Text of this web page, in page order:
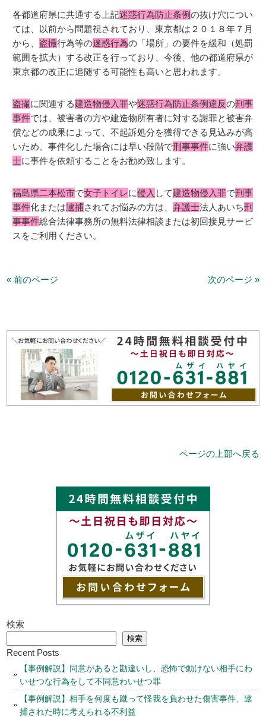
各都道府県に共通する上記迷惑行為防止条例の抜け穴につい
ては、以前から問題視されており、東京都は２０１８年７月
から、 盗撮行為等の迷惑行為の「場所」の要件を緩和（処罰
範囲を拡大）する改正を行っており、今後、他の都道府県が
東京都の改正に追随する可能性も高いと思われます。
盗撮に関連する建造物侵入罪や迷惑行為防止条例違反の刑事
事件では、被害者の方や建造物所有者に対する謝罪と被害弁
償などの成果によって、不起訴処分を獲得できる見込みが高
いため、事件化した場合には早い段階で刑事事件に強い弁護
士に事件を依頼することをお勧め致します。
福島県二本松市で女子トイレに侵入 して建造物侵入罪で刑事
事件化または逮捕されてお悩みの方は、弁護士法人あいち刑
事事件総合法律事務所の無料法律相談または初回接見サービ
スをご利用ください。
« 前のページ 次のページ »
ページの上部へ戻る
検索
検索
Recent Posts
【事例解説】同意があると勘違いし、恐怖で動けない相手にわ
いせつな行為をして不同意わいせつ罪
【事例解説】相手を何度も蹴って怪我を負わせた傷害事件、逮
捕された時に考えられる不利益